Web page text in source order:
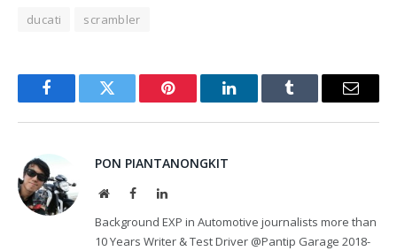
ducati scrambler
FacebookTwitter Pinterest LinkedInTumblr Email
PON PIANTANONGKIT
WebsiteFacebookLinkedIn
Background EXP in Automotive journalists more than
10 Years Writer & Test Driver @Pantip Garage 2018-